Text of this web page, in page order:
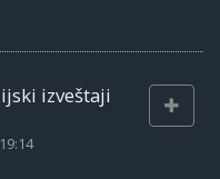
izveštaji